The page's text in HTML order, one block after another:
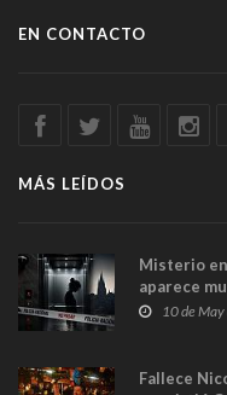
EN CONTACTO
MÁS LEÍDOS
Misterio
aparece
y las10 de
Fallece